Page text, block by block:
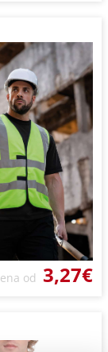
od 3,27€